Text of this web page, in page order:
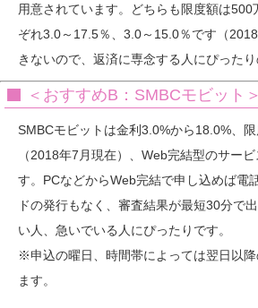
用意されています。どちらも限度額は
ぞれ3.0～17.5％、3.0～15.0％です（
きないので、返済に専念する人にぴったり
＜おすすめB：SMBCモビット＞
SMBCモビットは金利3.0%から18.0%、
（2018年7月現在）、Web完結型のサー
す。PCなどからWeb完結で申し込めば電
ドの発行もなく、審査結果が最短30分で
い人、急いでいる人にぴったりです。
※申込の曜日、時間帯によっては翌日以
ます。